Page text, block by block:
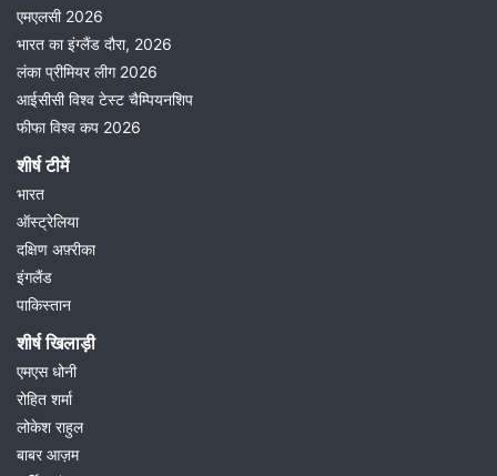
एमएलसी 2026
भारत का इंग्लैंड दौरा, 2026
लंका प्रीमियर लीग 2026
आईसीसी विश्व टेस्ट चैम्पियनशिप
फीफा विश्व कप 2026
शीर्ष टीमें
भारत
ऑस्ट्रेलिया
दक्षिण अफ़्रीका
इंगलैंड
पाकिस्तान
शीर्ष खिलाड़ी
एमएस धोनी
रोहित शर्मा
लोकेश राहुल
बाबर आज़म